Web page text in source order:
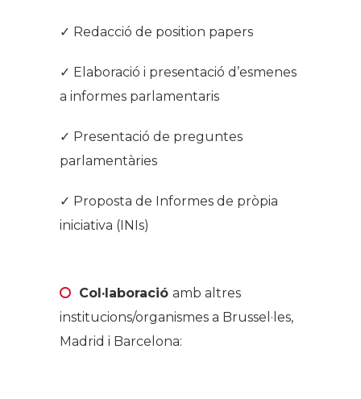
✓ Redacció de position papers
✓ Elaboració i presentació d’esmenes
a informes parlamentaris
✓ Presentació de preguntes
parlamentàries
✓ Proposta de Informes de pròpia
iniciativa (INIs)
Col·laboració amb altres
institucions/organismes a Brussel·les,
Madrid i Barcelona: